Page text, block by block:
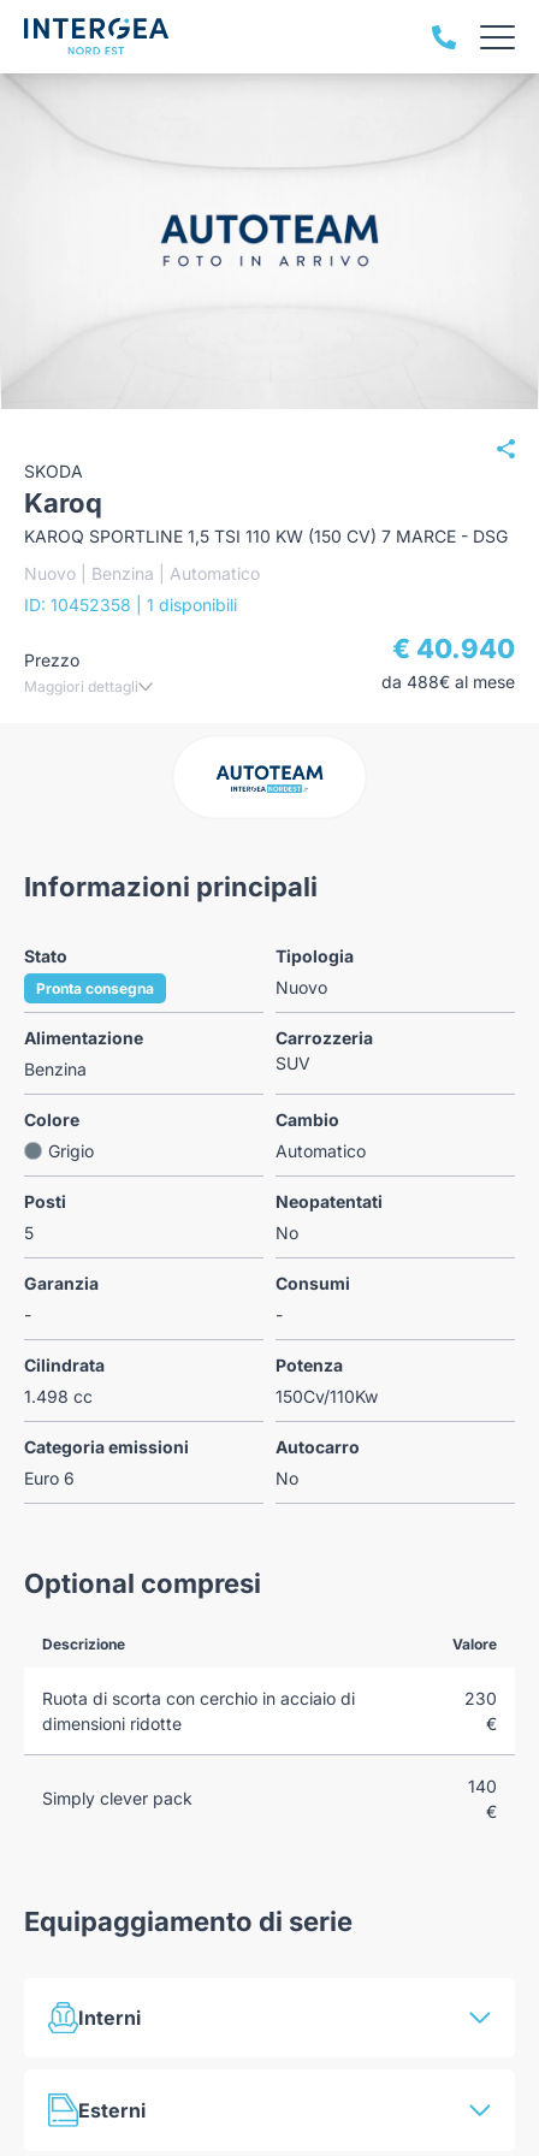
SKODA
Karoq
KAROQ SPORTLINE 1,5 TSI 110 KW (150 CV) 7 MARCE - DSG
Nuovo | Benzina | Automatico
ID: 10452358
| 1 disponibili
Prezzo
Maggiori dettagli
€ 40.940
da 488€ al mese
Informazioni principali
Stato
Pronta consegna
Tipologia
Nuovo
Alimentazione
Benzina
Carrozzeria
SUV
Colore
Grigio
Cambio
Automatico
Posti
5
Neopatentati
No
Garanzia
-
Consumi
-
Cilindrata
1.498 cc
Potenza
150Cv/110Kw
Categoria emissioni
Euro 6
Autocarro
No
Optional compresi
Descrizione Valore
Ruota di scorta con cerchio in acciaio di
dimensioni ridotte
230
€
Simply clever pack
140
€
Equipaggiamento di serie
Interni
Vani portaoggetti nel vano bagagli
Esterni